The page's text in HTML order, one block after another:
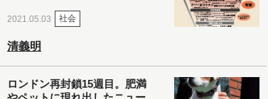
2021.05.03 社会
清義明
ロンドン再封鎖15週目。肥満